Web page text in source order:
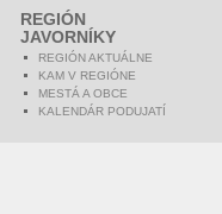
REGIÓN
JAVORNÍKY
REGIÓN AKTUÁLNE
KAM V REGIÓNE
MESTÁ A OBCE
KALENDÁR PODUJATÍ